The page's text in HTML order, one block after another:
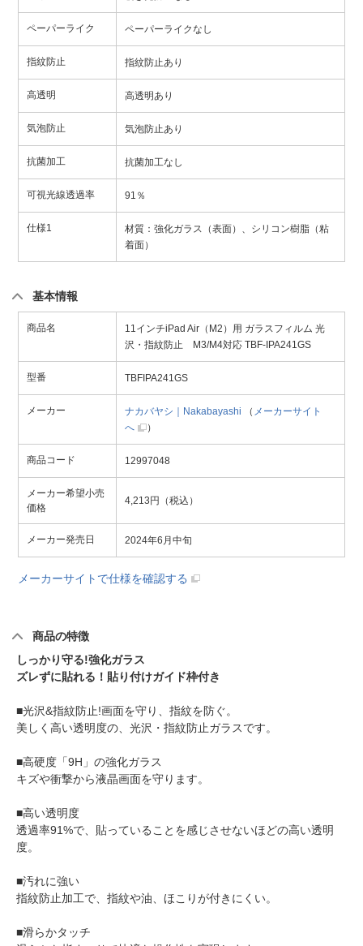
ペーパーライク ペーパーライクなし
指紋防止 指紋防止あり
高透明 高透明あり
気泡防止 気泡防止あり
抗菌加工 抗菌加工なし
可視光線透過率 91％
仕様1
材質：強化ガラス（表面）、シリコン樹脂（粘
着面）
基本情報
商品名
11インチiPad Air（M2）用 ガラスフィルム 光
沢・指紋防止 M3/M4対応 TBF-IPA241GS
型番 TBFIPA241GS
メーカー ナカバヤシ｜Nakabayashi （ メーカーサイト
へ
）
商品コード 12997048
メーカー希望小売
価格
4,213円（税込）
メーカー発売日 2024年6月中旬
メーカーサイトで仕様を確認する
商品の特徴
しっかり守る!強化ガラス
ズレずに貼れる！貼り付けガイド枠付き
■光沢&指紋防止!画面を守り、指紋を防ぐ。
美しく高い透明度の、光沢・指紋防止ガラスです。
■高硬度「9H」の強化ガラス
キズや衝撃から液晶画面を守ります。
■高い透明度
透過率91%で、貼っていることを感じさせないほどの高い透明
度。
■汚れに強い
指紋防止加工で、指紋や油、ほこりが付きにくい。
■滑らかタッチ